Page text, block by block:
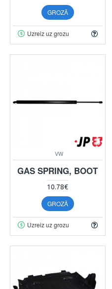
GROZĀ
Uzreiz uz grozu
VW
GAS SPRING, BOOT
10.78€
GROZĀ
Uzreiz uz grozu